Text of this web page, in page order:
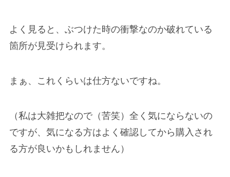
よく見ると、ぶつけた時の衝撃なのか破れている
箇所が見受けられます。
まぁ、これくらいは仕方ないですね。
（私は大雑把なので（苦笑）全く気にならないの
ですが、気になる方はよく確認してから購入され
る方が良いかもしれません）